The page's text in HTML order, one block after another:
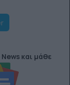
και μάθε